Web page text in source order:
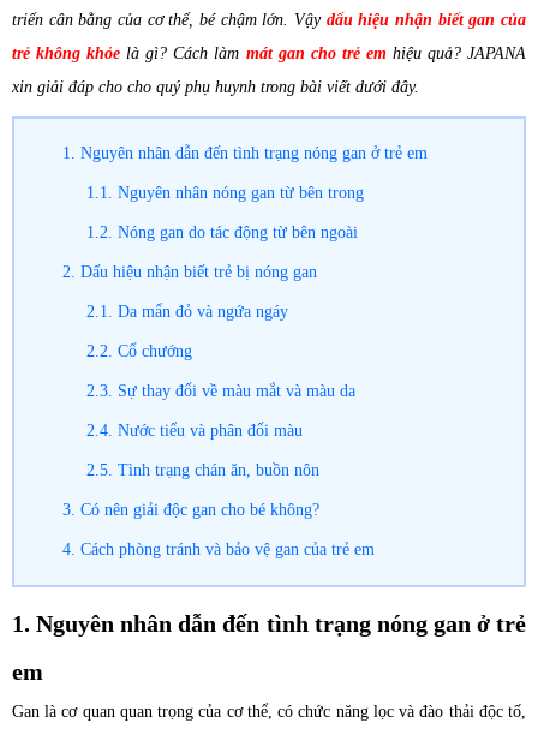
triển cân bằng của cơ thể, bé chậm lớn. Vậy dấu hiệu nhận biết gan của
trẻ không khỏe là gì? Cách làm mát gan cho trẻ emhiệu quả? JAPANA
xin giải đáp cho cho quý phụ huynh trong bài viết dưới đây.
1. Nguyên nhân dẫn đến tình trạng nóng gan ở trẻ em
1.1. Nguyên nhân nóng gan từ bên trong
1.2. Nóng gan do tác động từ bên ngoài
2. Dấu hiệu nhận biết trẻ bị nóng gan
2.1. Da mẩn đỏ và ngứa ngáy
2.2. Cổ chướng
2.3. Sự thay đổi về màu mắt và màu da
2.4. Nước tiểu và phân đổi màu
2.5. Tình trạng chán ăn, buồn nôn
3. Có nên giải độc gan cho bé không?
4. Cách phòng tránh và bảo vệ gan của trẻ em
1. Nguyên nhân dẫn đến tình trạng nóng gan ở trẻ
em
Gan là cơ quan quan trọng của cơ thể, có chức năng lọc và đào thải độc tố,